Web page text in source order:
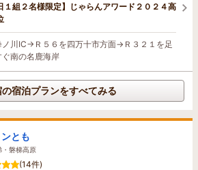
１組２名様限定】じゃらんアワード２０２４高
川IC→Ｒ５６を四万十市方面→Ｒ３２１を足
南の名鹿海岸
の宿泊プランをすべてみる
とも
磐梯高原
(14件)